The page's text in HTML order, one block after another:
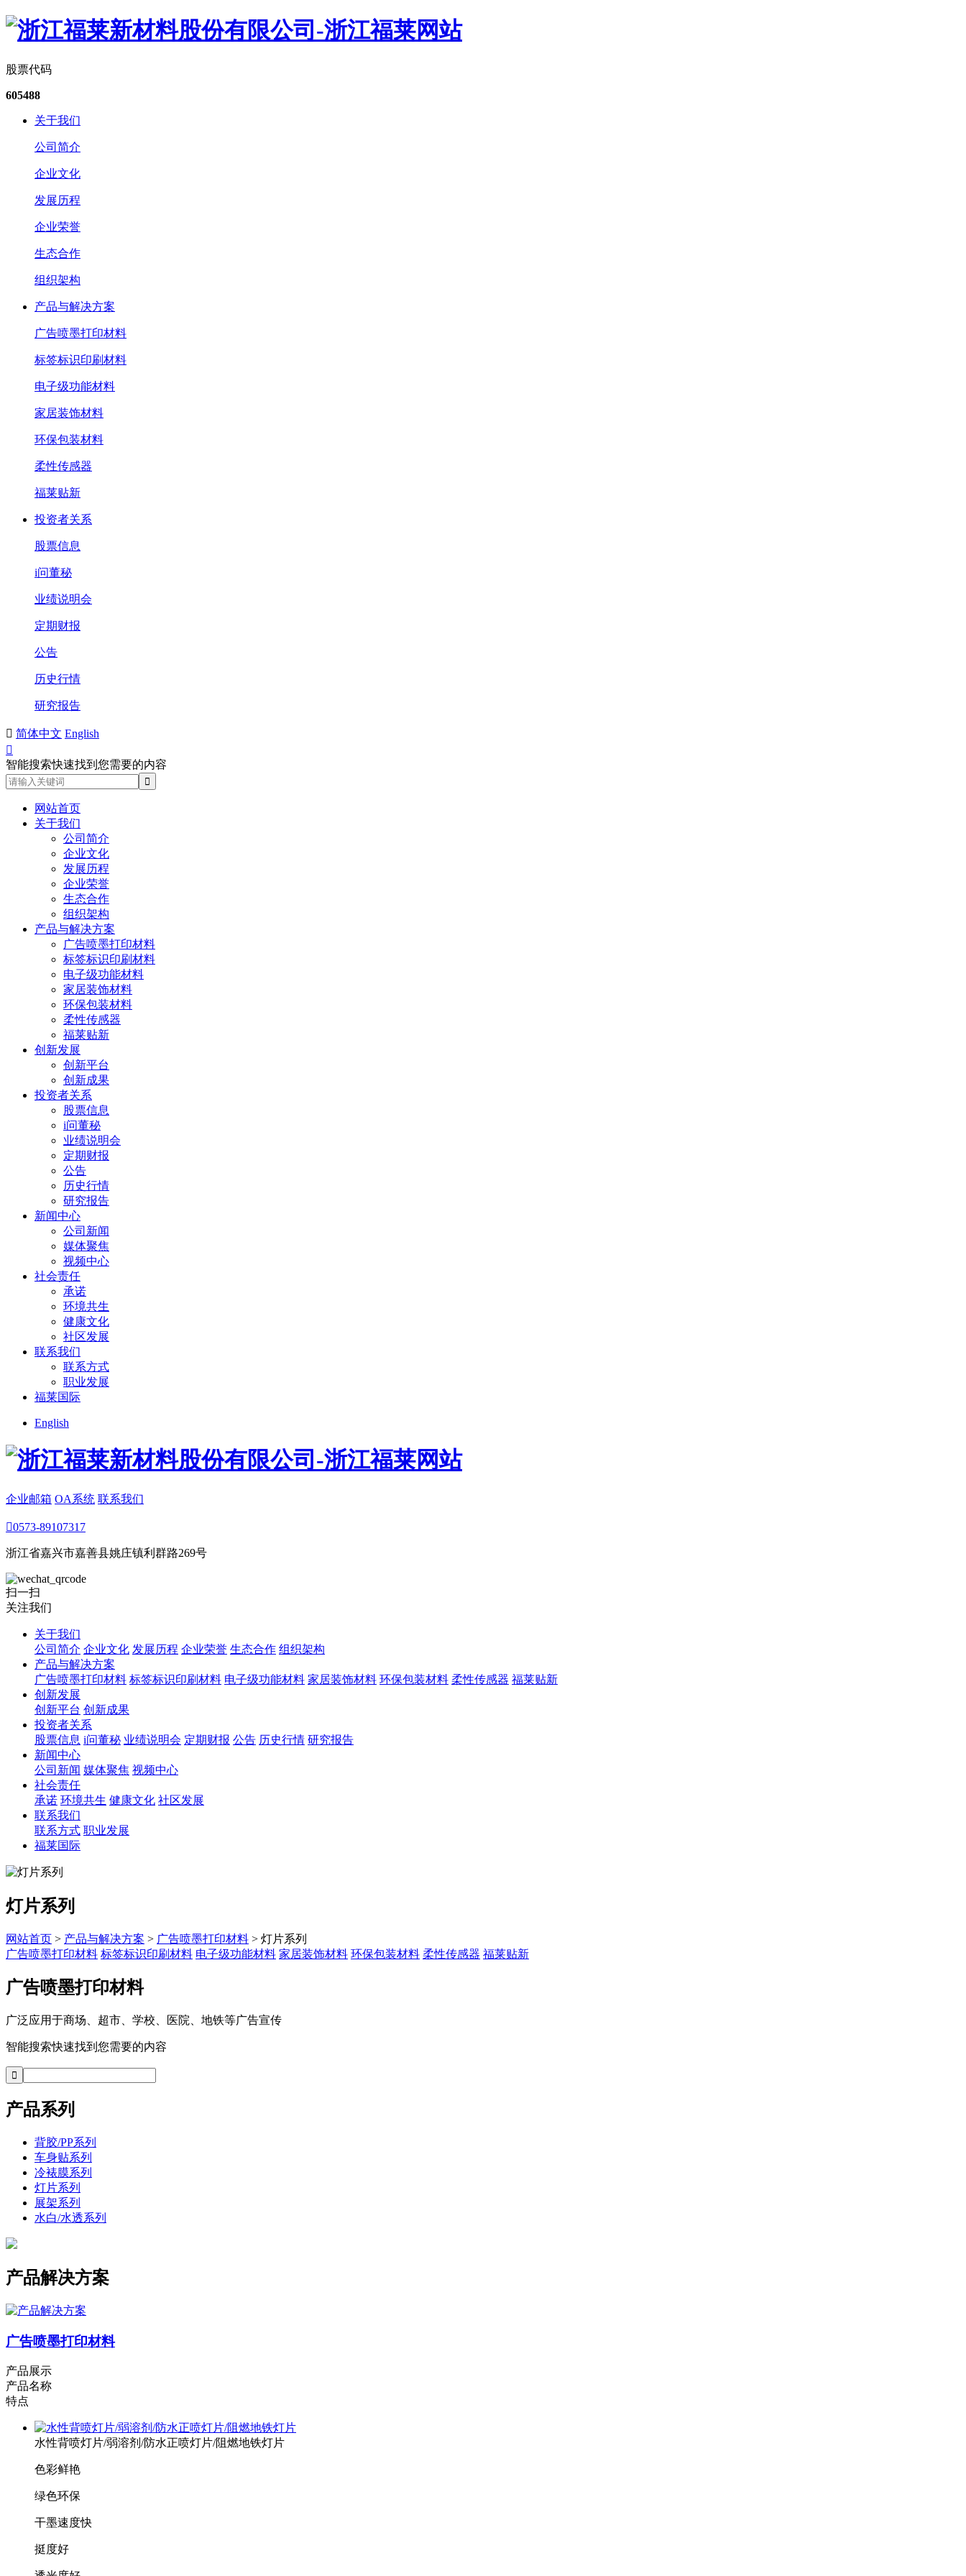
股票代码
605488
关于我们
公司简介
企业文化
发展历程
企业荣誉
生态合作
组织架构
产品与解决方案
广告喷墨打印材料
标签标识印刷材料
电子级功能材料
家居装饰材料
环保包装材料
柔性传感器
福莱贴新
投资者关系
股票信息
i问董秘
业绩说明会
定期财报
公告
历史行情
研究报告
 简体中文 English

智能搜索快速找到您需要的内容
网站首页
关于我们
公司简介
企业文化
发展历程
企业荣誉
生态合作
组织架构
产品与解决方案
广告喷墨打印材料
标签标识印刷材料
电子级功能材料
家居装饰材料
环保包装材料
柔性传感器
福莱贴新
创新发展
创新平台
创新成果
投资者关系
股票信息
i问董秘
业绩说明会
定期财报
公告
历史行情
研究报告
新闻中心
公司新闻
媒体聚焦
视频中心
社会责任
承诺
环境共生
健康文化
社区发展
联系我们
联系方式
职业发展
福莱国际
English
企业邮箱 OA系统 联系我们
0573-89107317
浙江省嘉兴市嘉善县姚庄镇利群路269号
扫一扫
关注我们
关于我们
公司简介 企业文化 发展历程 企业荣誉 生态合作 组织架构
产品与解决方案
广告喷墨打印材料 标签标识印刷材料 电子级功能材料 家居装饰材料 环保包装材料 柔性传感器 福莱贴新
创新发展
创新平台 创新成果
投资者关系
股票信息 i问董秘 业绩说明会 定期财报 公告 历史行情 研究报告
新闻中心
公司新闻 媒体聚焦 视频中心
社会责任
承诺 环境共生 健康文化 社区发展
联系我们
联系方式 职业发展
福莱国际
灯片系列
网站首页 > 产品与解决方案 > 广告喷墨打印材料 > 灯片系列
广告喷墨打印材料 标签标识印刷材料 电子级功能材料 家居装饰材料 环保包装材料 柔性传感器 福莱贴新
广告喷墨打印材料
广泛应用于商场、超市、学校、医院、地铁等广告宣传
智能搜索快速找到您需要的内容
产品系列
背胶/PP系列
车身贴系列
冷裱膜系列
灯片系列
展架系列
水白/水透系列
产品解决方案
广告喷墨打印材料
产品展示
产品名称
特点
水性背喷灯片/弱溶剂/防水正喷灯片/阻燃地铁灯片
色彩鲜艳
绿色环保
干墨速度快
挺度好